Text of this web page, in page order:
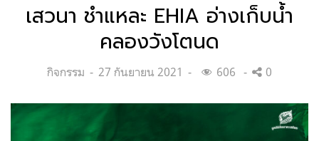
เสวนา ชำแหละ EHIA อ่างเก็บน้ำ
คลองวังโตนด
Categories:
กิจกรรม
Posted
27 กันยายน 2021 606 0